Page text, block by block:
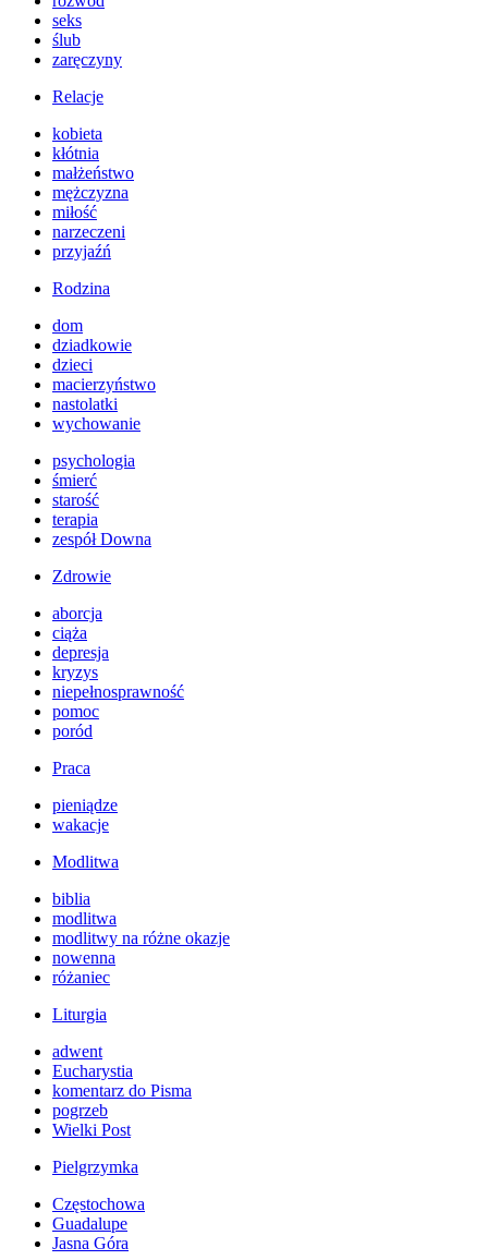
seks
ślub
zaręczyny
Relacje
kobieta
kłótnia
małżeństwo
mężczyzna
miłość
narzeczeni
przyjaźń
Rodzina
dom
dziadkowie
dzieci
macierzyństwo
nastolatki
wychowanie
psychologia
śmierć
starość
terapia
zespół Downa
Zdrowie
aborcja
ciąża
depresja
kryzys
niepełnosprawność
pomoc
poród
Praca
pieniądze
wakacje
Modlitwa
biblia
modlitwa
modlitwy na różne okazje
nowenna
różaniec
Liturgia
adwent
Eucharystia
komentarz do Pisma
pogrzeb
Wielki Post
Pielgrzymka
Częstochowa
Guadalupe
Jasna Góra